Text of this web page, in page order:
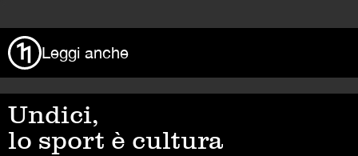
Leggi anche
Undici,
lo sport è cultura